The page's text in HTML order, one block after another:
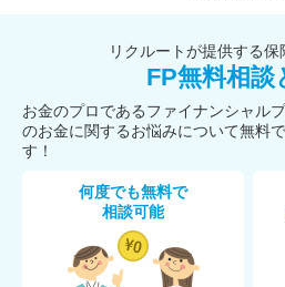
リクルートが提供する
FP無料相談
お金のプロであるファイナンシャル
のお金に関するお悩みについて無料
す！
何度でも無料で
相談可能